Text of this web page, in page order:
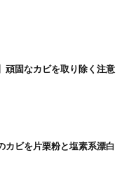
頑固なカビを取り除く注意
カビを片栗粉と塩素系漂白